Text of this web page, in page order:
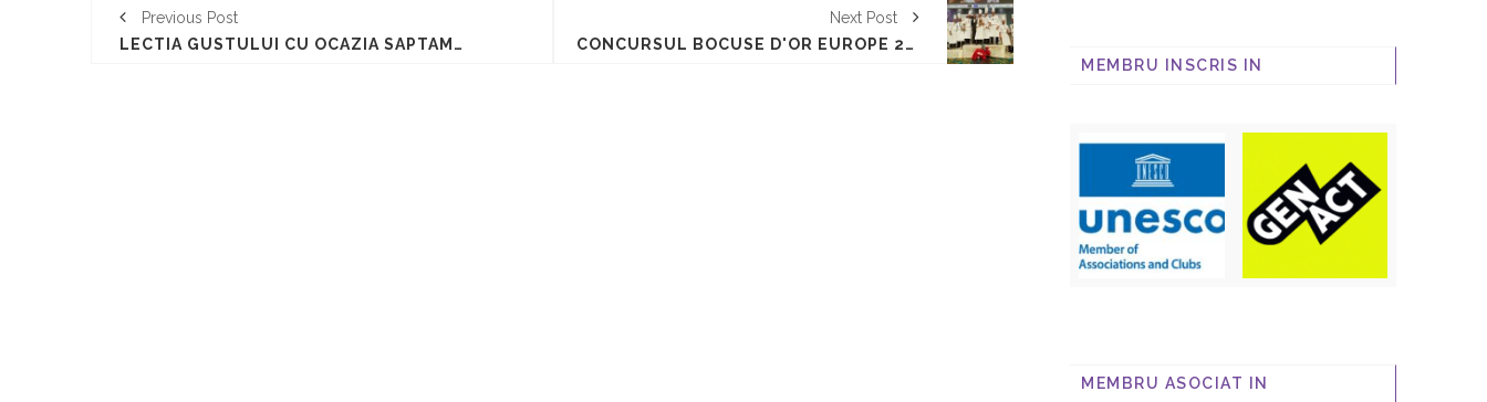
Previous Post
LECTIA GUSTULUI CU OCAZIA SAPTAMANII ALTFEL LA BISTRO LE PARISIEN
Next Post
CONCURSUL BOCUSE D'OR EUROPE 2014 LA STOCKHOLM
MEMBRU INSCRIS IN
MEMBRU ASOCIAT IN